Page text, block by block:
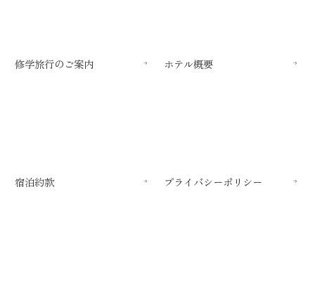
修学旅行のご案内 ホテル概要
宿泊約款 プライバシーポリシー